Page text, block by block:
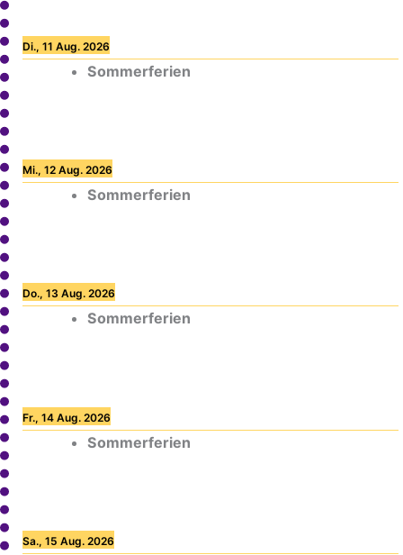
Di., 11 Aug. 2026
Sommerferien
Mi., 12 Aug. 2026
Sommerferien
Do., 13 Aug. 2026
Sommerferien
Fr., 14 Aug. 2026
Sommerferien
Sa., 15 Aug. 2026